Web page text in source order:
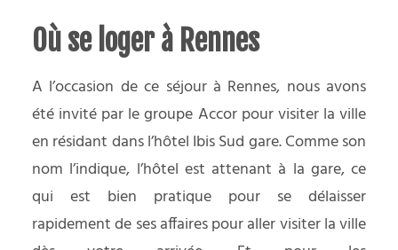
Où se loger à Rennes
A l’occasion de ce séjour à Rennes, nous avons
été invité par le groupe Accor pour visiter la ville
en résidant dans l’hôtel Ibis Sud gare. Comme son
nom l’indique, l’hôtel est attenant à la gare, ce
qui est bien pratique pour se délaisser
rapidement de ses affaires pour aller visiter la ville